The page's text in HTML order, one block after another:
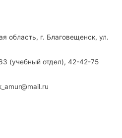
область, г. Благовещенск, ул.
(учебный отдел), 42-42-75